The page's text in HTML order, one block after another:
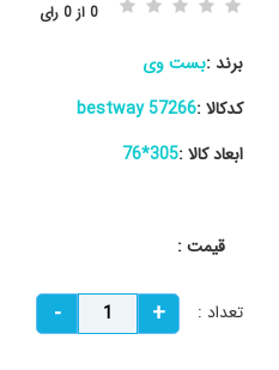
0 از 0 رای
برند :بست وی
کدکالا :57266 bestway
ابعاد کالا :305*76
قیمت :
تعداد :